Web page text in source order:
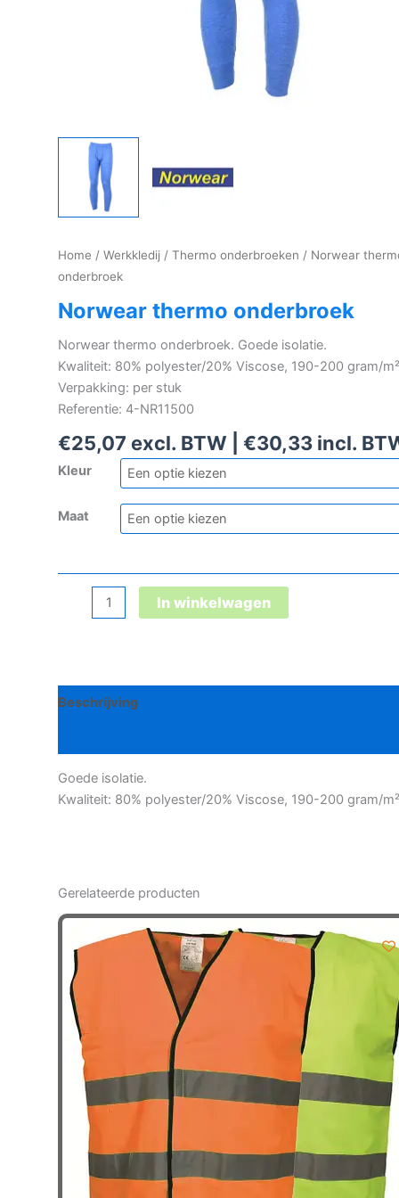
Home / Werkkledij / Thermo onderbroeken / Norwear
onderbroek
Norwear thermo onderbroek
Norwear thermo onderbroek. Goede isolatie.
Kwaliteit: 80% polyester/20% Viscose, 190-200 gram/m²
Verpakking: per stuk
Referentie: 4-NR11500
€25,07 excl. BTW | €30,33 incl.
Kleur
Maat
Norwear
thermo
In winkelwagen
Beschrijving
Goede isolatie.
Kwaliteit: 80% polyester/20% Viscose, 190-200 gram/m²
Gerelateerde producten